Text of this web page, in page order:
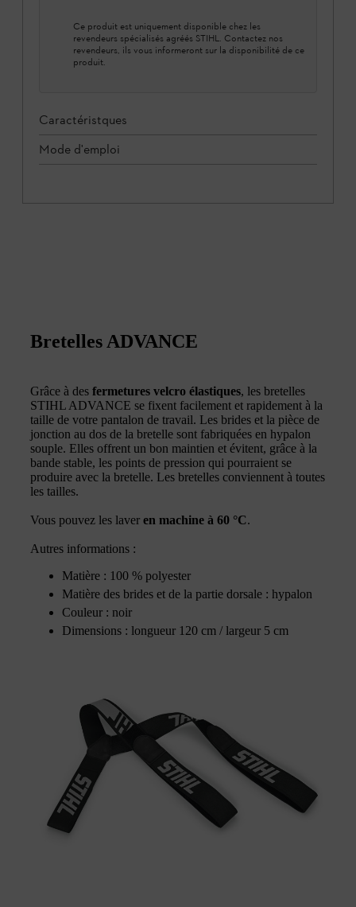
Ce produit est uniquement disponible chez les
revendeurs spécialisés agréés STIHL. Contactez nos
revendeurs, ils vous informeront sur la disponibilité de ce
produit.
Caractéristques
Mode d'emploi
Bretelles ADVANCE
Grâce à des fermetures velcro élastiques, les bretelles
STIHL ADVANCE se fixent facilement et rapidement à la
taille de votre pantalon de travail. Les brides et la pièce de
jonction au dos de la bretelle sont fabriquées en hypalon
souple. Elles offrent un bon maintien et évitent, grâce à la
bande stable, les points de pression qui pourraient se
produire avec la bretelle. Les bretelles conviennent à toutes
les tailles.
Vous pouvez les laver en machine à 60 °C.
Autres informations :
Matière : 100 % polyester
Matière des brides et de la partie dorsale : hypalon
Couleur : noir
Dimensions : longueur 120 cm / largeur 5 cm